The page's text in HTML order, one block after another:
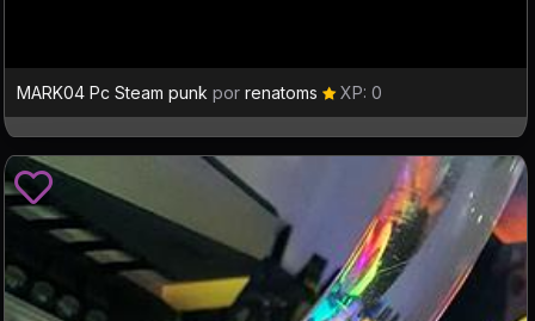
MARK04 Pc Steam punk por renatoms XP: 0